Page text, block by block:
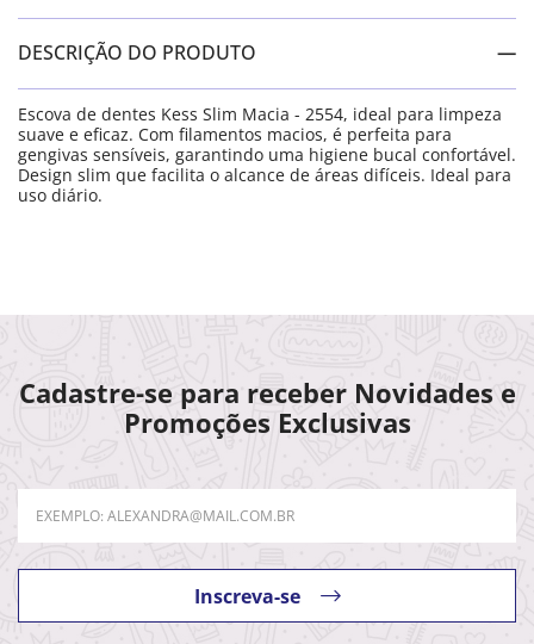
DESCRIÇÃO DO PRODUTO
Escova de dentes Kess Slim Macia - 2554, ideal para limpeza
suave e eficaz. Com filamentos macios, é perfeita para
gengivas sensíveis, garantindo uma higiene bucal confortável.
Design slim que facilita o alcance de áreas difíceis. Ideal para
uso diário.
Cadastre-se para receber Novidades e
Promoções Exclusivas
Inscreva-se